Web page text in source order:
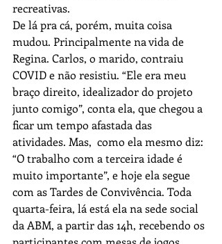
recreativas.
De lá pra cá, porém, muita coisa
mudou. Principalmente na vida de
Regina. Carlos, o marido, contraiu
COVID e não resistiu. “Ele era meu
braço direito, idealizador do projeto
junto comigo”, conta ela, que chegou a
ficar um tempo afastada das
atividades. Mas,  como ela mesmo diz:
“O trabalho com a terceira idade é
muito importante”, e hoje ela segue
com as Tardes de Convivência. Toda
quarta-feira, lá está ela na sede social
da ABM, a partir das 14h, recebendo os